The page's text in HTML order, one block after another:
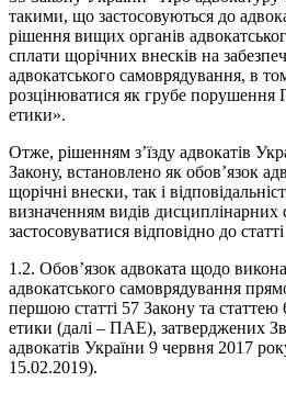
такими, що застосовуються до
рішення вищих органів
сплати щорічних внесків на
адвокатського самоврядування, в
розцінюватися як грубе порушення
етики».
Отже, рішенням з’їзду адвокатів
Закону, встановлено як обов’язок
щорічні внески, так і
визначенням видів дисциплінарних
застосовуватися відповідно до
1.2. Обов’язок адвоката щодо
адвокатського самоврядування
першою статті 57 Закону та статтею
етики (далі – ПАЕ), затверджених
адвокатів України 9 червня 2017
15.02.2019).